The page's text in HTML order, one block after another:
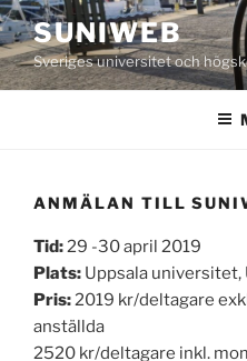
Skip
to
content
SUNIWEB
Sveriges universitet och
ANMÄLAN TILL
Tid:29 -30 april 2019
Plats: Uppsala universitet,
Pris:2019 kr/deltagare
anställda
2520 kr/deltagare inkl.